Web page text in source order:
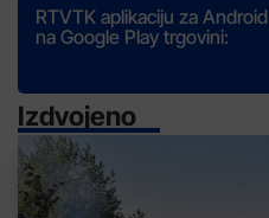
RTVTK aplikaciju za
na Google Play trgovini:
Izdvojeno